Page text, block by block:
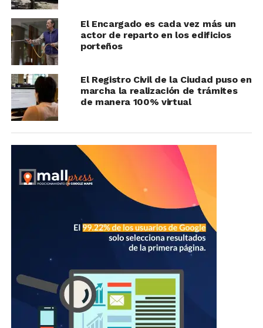
El Encargado es cada vez más un
actor de reparto en los edificios
porteños
El Registro Civil de la Ciudad puso en
marcha la realización de trámites
de manera 100% virtual